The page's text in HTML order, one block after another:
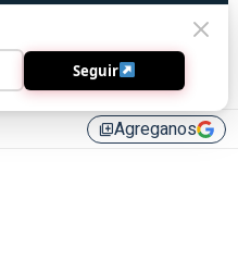
library_addAgreganos
Seguir